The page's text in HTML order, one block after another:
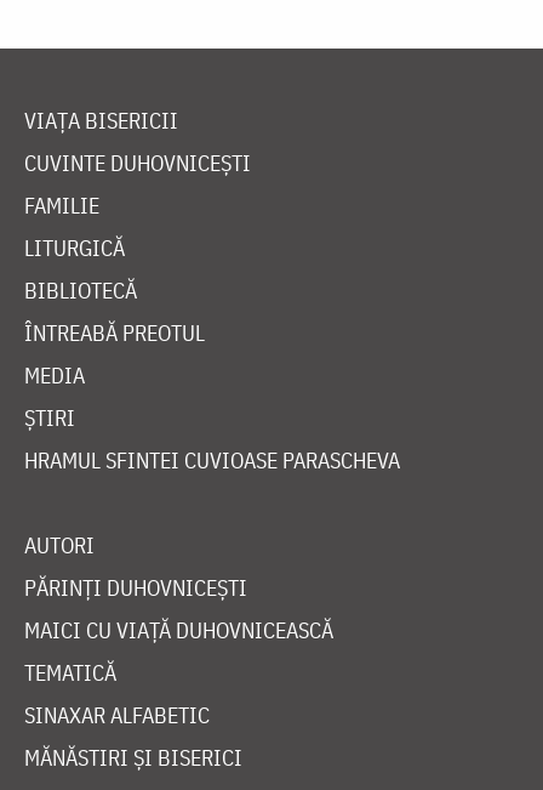
VIAȚA BISERICII
CUVINTE DUHOVNICEȘTI
FAMILIE
LITURGICĂ
BIBLIOTECĂ
ÎNTREABĂ PREOTUL
MEDIA
ȘTIRI
HRAMUL SFINTEI CUVIOASE PARASCHEVA
AUTORI
PĂRINȚI DUHOVNICEȘTI
MAICI CU VIAȚĂ DUHOVNICEASCĂ
TEMATICĂ
SINAXAR ALFABETIC
MĂNĂSTIRI ȘI BISERICI